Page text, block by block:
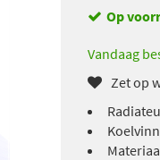
Op
Vandaag
Zet op